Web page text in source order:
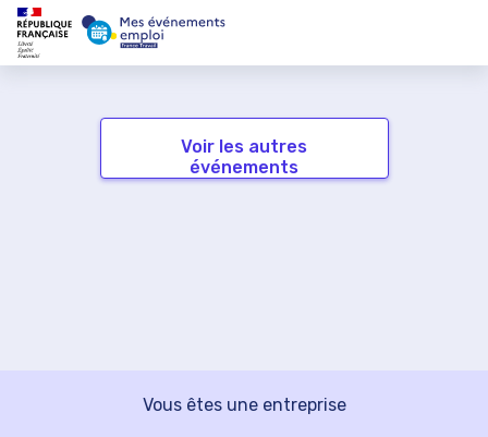
Voir les autres
événements
Vous êtes une entreprise